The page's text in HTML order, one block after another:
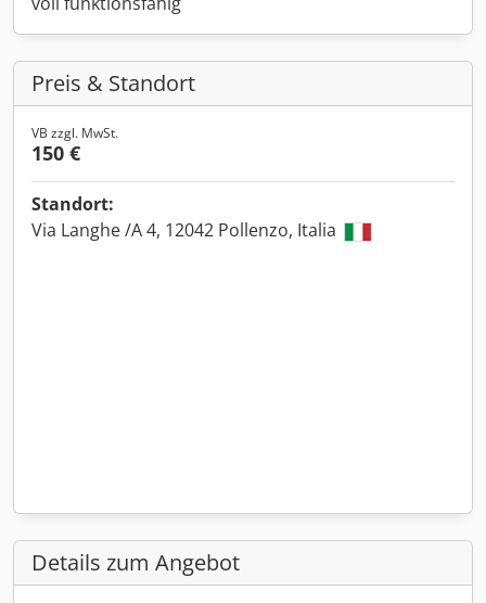
Preis & Standort
VB zzgl. MwSt.
150 €
Standort:
Via Langhe /A 4, 12042 Pollenzo, Italia
Details zum Angebot